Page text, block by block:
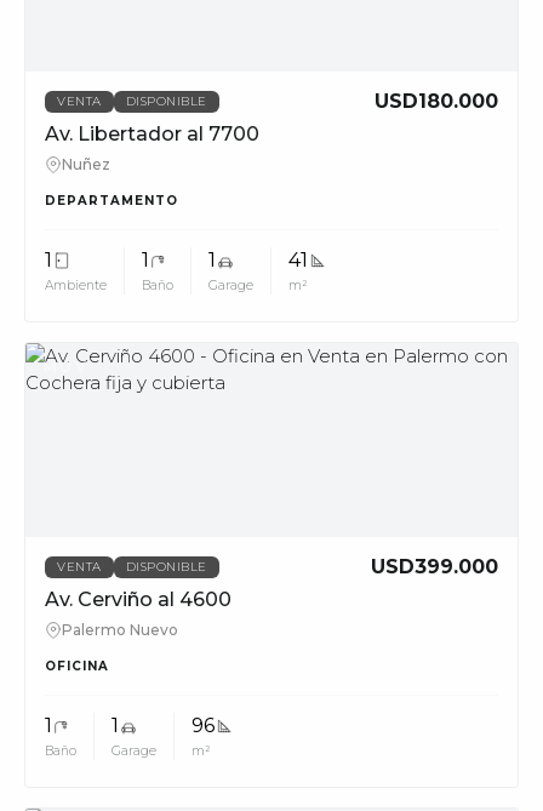
VENTA DISPONIBLE
USD180.000
Av. Libertador al 7700
Nuñez
DEPARTAMENTO
1
Ambiente
1
Baño
1
Garage
41
m²
MUV
VENTA DISPONIBLE
USD399.000
Av. Cerviño al 4600
Palermo Nuevo
OFICINA
1
Baño
1
Garage
96
m²